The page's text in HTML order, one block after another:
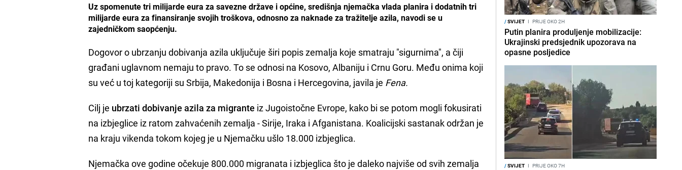
Uz spomenute tri milijarde eura za savezne države i općine, središnja njemačka vlada planira i dodatnih tri
milijarde eura za finansiranje svojih troškova, odnosno za naknade za tražitelje azila, navodi se u
zajedničkom saopćenju.
Dogovor o ubrzanju dobivanja azila uključuje širi popis zemalja koje smatraju "sigurnima", a čiji
građani uglavnom nemaju to pravo. To se odnosi na Kosovo, Albaniju i Crnu Goru. Među onima koji
su već u toj kategoriji su Srbija, Makedonija i Bosna i Hercegovina, javila je Fena.
Cilj je ubrzati dobivanje azila za migrante iz Jugoistočne Evrope, kako bi se potom mogli fokusirati
na izbjeglice iz ratom zahvaćenih zemalja - Sirije, Iraka i Afganistana. Koalicijski sastanak održan je
na kraju vikenda tokom kojeg je u Njemačku ušlo 18.000 izbjeglica.
Njemačka ove godine očekuje 800.000 migranata i izbjeglica što je daleko najviše od svih zemalja
/SVIJET I PRIJE OKO 2H
Putin planira produljenje mobilizacije:
Ukrajinski predsjednik upozorava na
opasne posljedice
/SVIJET I PRIJE OKO 7H